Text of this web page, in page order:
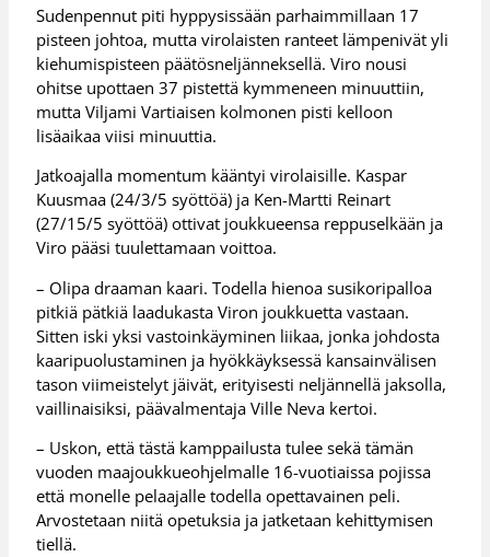
Sudenpennut piti hyppysissään parhaimmillaan 17
pisteen johtoa, mutta virolaisten ranteet lämpenivät yli
kiehumispisteen päätösneljänneksellä. Viro nousi
ohitse upottaen 37 pistettä kymmeneen minuuttiin,
mutta Viljami Vartiaisen kolmonen pisti kelloon
lisäaikaa viisi minuuttia.
Jatkoajalla momentum kääntyi virolaisille. Kaspar
Kuusmaa (24/3/5 syöttöä) ja Ken-Martti Reinart
(27/15/5 syöttöä) ottivat joukkueensa reppuselkään ja
Viro pääsi tuulettamaan voittoa.
– Olipa draaman kaari. Todella hienoa susikoripalloa
pitkiä pätkiä laadukasta Viron joukkuetta vastaan.
Sitten iski yksi vastoinkäyminen liikaa, jonka johdosta
kaaripuolustaminen ja hyökkäyksessä kansainvälisen
tason viimeistelyt jäivät, erityisesti neljännellä jaksolla,
vaillinaisiksi, päävalmentaja Ville Neva kertoi.
– Uskon, että tästä kamppailusta tulee sekä tämän
vuoden maajoukkueohjelmalle 16-vuotiaissa pojissa
että monelle pelaajalle todella opettavainen peli.
Arvostetaan niitä opetuksia ja jatketaan kehittymisen
tiellä.